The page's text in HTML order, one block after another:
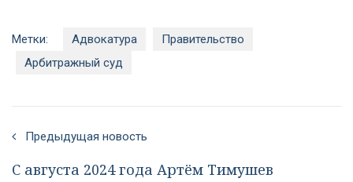
Метки: Адвокатура
Правительство
Арбитражный суд
Предыдущая новость
С августа 2024 года Артём Тимушев